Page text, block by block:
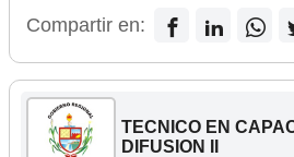
Compartir en:
TECNICO EN
DIFUSION II